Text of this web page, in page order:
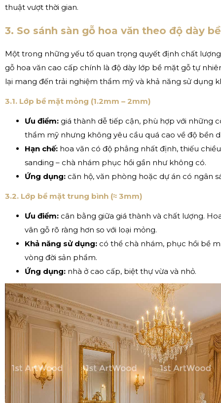
thuật vượt thời gian.
3. So sánh sàn gỗ hoa văn theo độ dày
Một trong những yếu tố quan trọng quyết định chất
gỗ hoa văn cao cấp chính là độ dày lớp bề mặt gỗ tự
lại mang đến trải nghiệm thẩm mỹ và khả năng sử dụng
3.1. Lớp bề mặt mỏng (1.2mm – 2mm)
Ưu điểm: giá thành dễ tiếp cận, phù hợp với những
thẩm mỹ nhưng không yêu cầu quá cao về độ bền
Hạn chế: hoa văn có độ phẳng nhất định, thiếu
sanding – chà nhám phục hồi gần như không có.
Ứng dụng: căn hộ, văn phòng hoặc dự án có ngân
3.2. Lớp bề mặt trung bình (≈ 3mm)
Ưu điểm: cân bằng giữa giá thành và chất lượng.
vân gỗ rõ ràng hơn so với loại mỏng.
Khả năng sử dụng: có thể chà nhám, phục hồi bề
vòng đời sản phẩm.
Ứng dụng: nhà ở cao cấp, biệt thự vừa và nhỏ.